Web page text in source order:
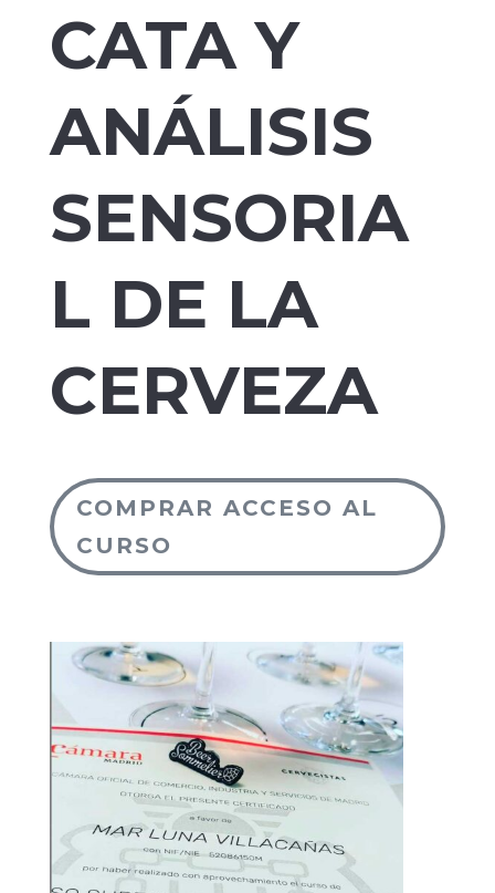
CATA Y
ANÁLISIS
SENSORIA
L DE LA
CERVEZA
COMPRAR ACCESO AL
CURSO